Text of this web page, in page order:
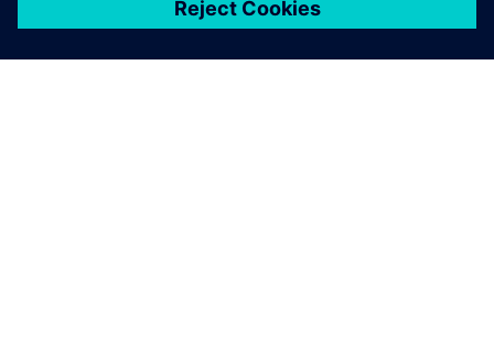
structural and geotechnical engineers.